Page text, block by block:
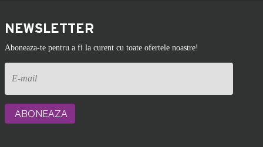
NEWSLETTER
Aboneaza-te pentru a fi la curent cu toate ofertele noastre!